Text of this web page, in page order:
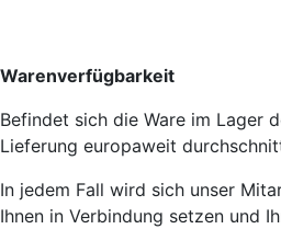
Warenverfügbarkeit
Befindet sich die Ware im Lager
Lieferung europaweit
In jedem Fall wird sich unser
Ihnen in Verbindung setzen und